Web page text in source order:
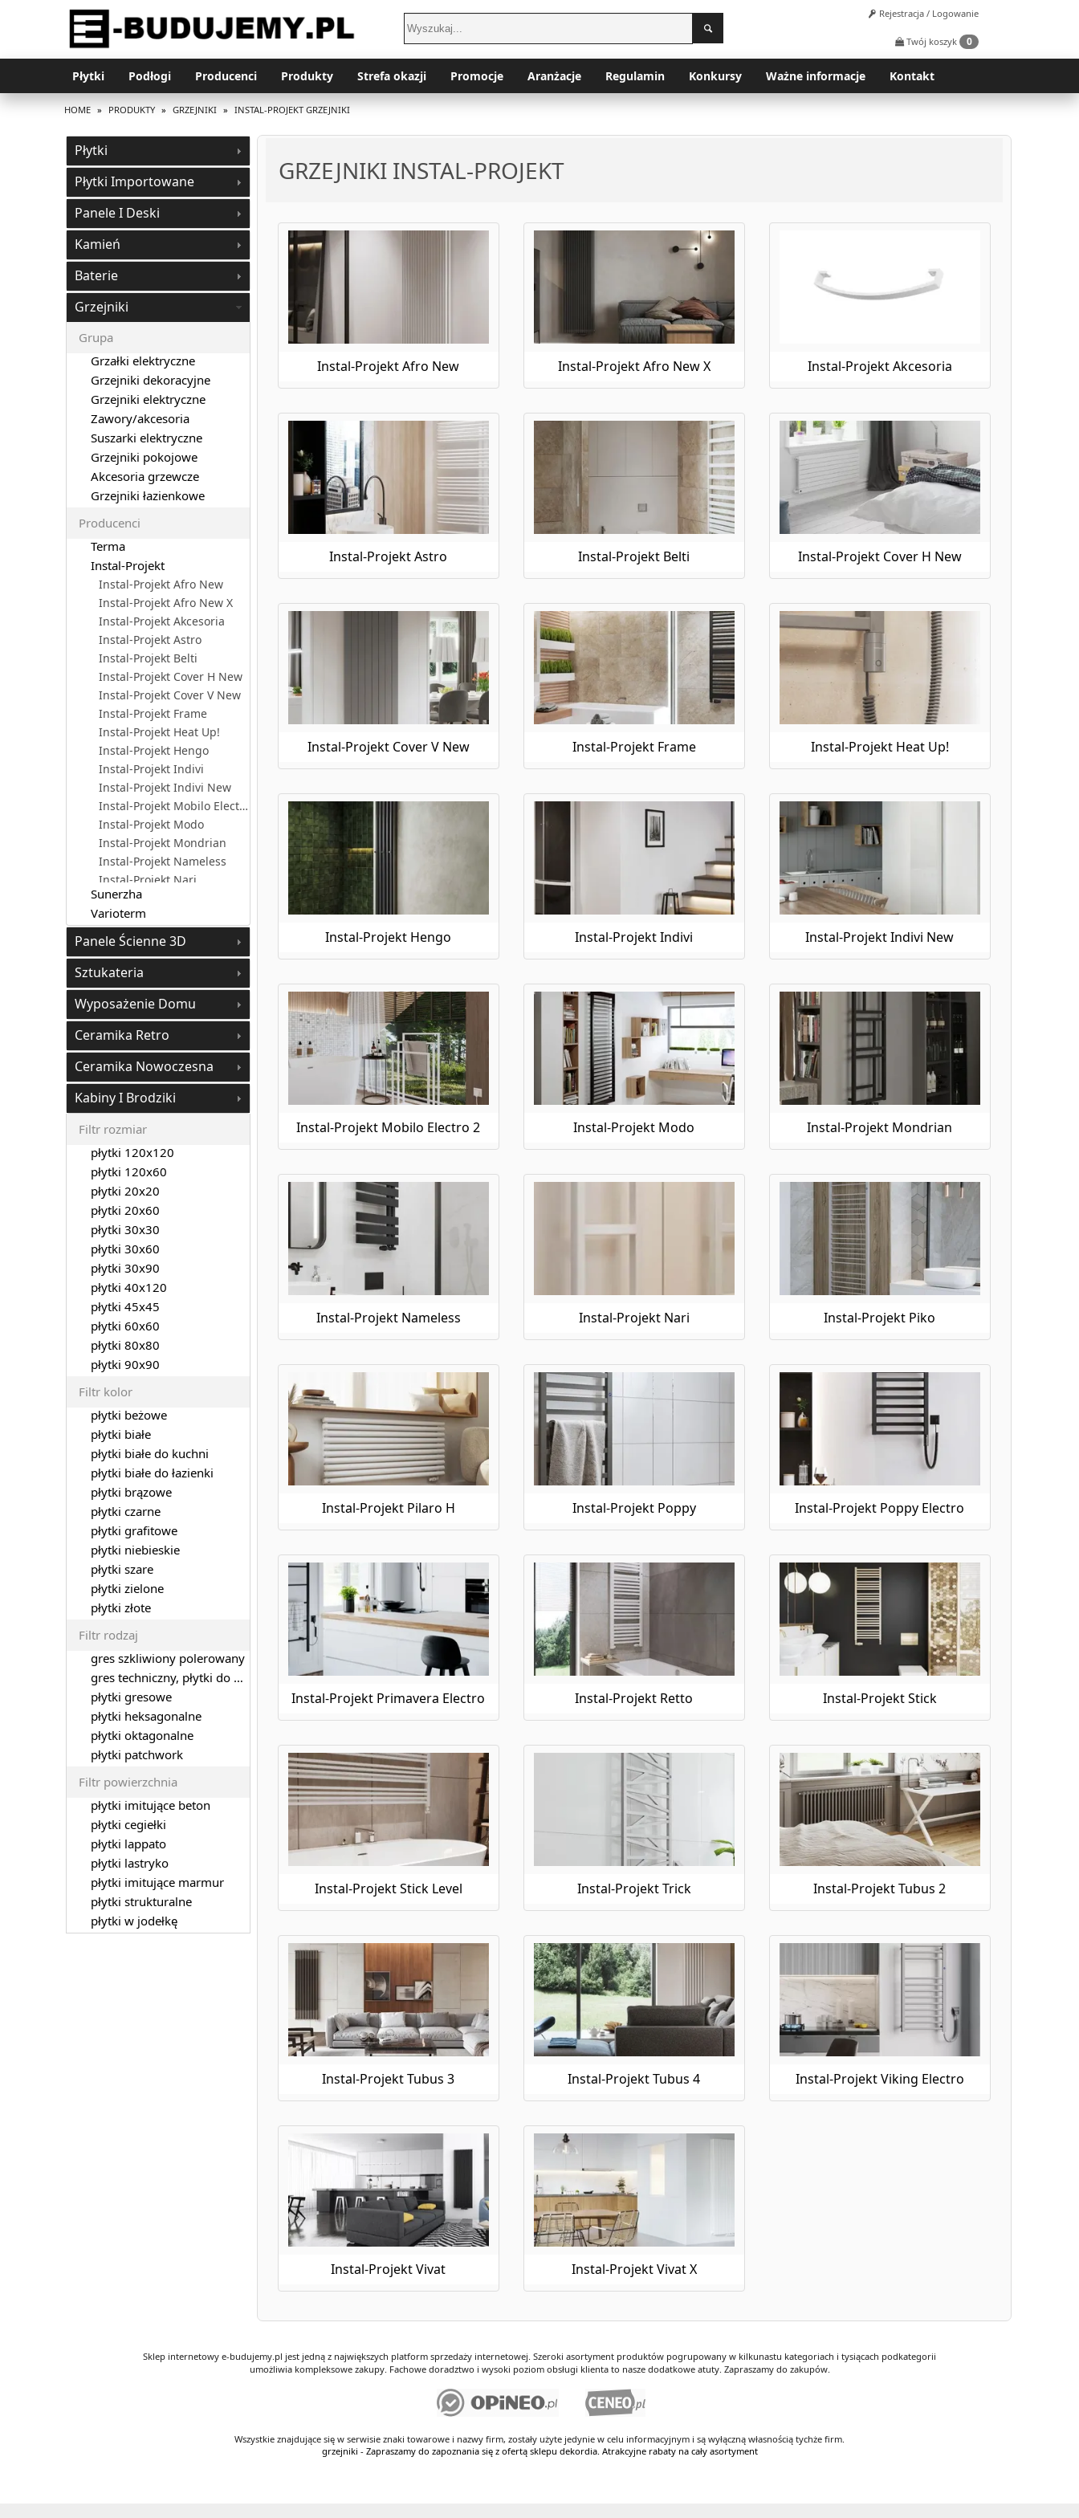
Rejestracja / Logowanie
Twój koszyk 0
Płytki Podłogi Producenci Produkty Strefa okazji Promocje Aranżacje Regulamin Konkursy Ważne informacje Kontakt
HOME » PRODUKTY » GRZEJNIKI » INSTAL-PROJEKT GRZEJNIKI
GRZEJNIKI INSTAL-PROJEKT
Instal-Projekt Afro New Instal-Projekt Afro New X Instal-Projekt Akcesoria
Instal-Projekt Astro Instal-Projekt Belti Instal-Projekt Cover H New
Instal-Projekt Cover V New Instal-Projekt Frame Instal-Projekt Heat Up!
Instal-Projekt Hengo Instal-Projekt Indivi Instal-Projekt Indivi New
Instal-Projekt Mobilo Electro 2 Instal-Projekt Modo Instal-Projekt Mondrian
Instal-Projekt Nameless Instal-Projekt Nari Instal-Projekt Piko
Instal-Projekt Pilaro H Instal-Projekt Poppy Instal-Projekt Poppy Electro
Instal-Projekt Primavera Electro Instal-Projekt Retto Instal-Projekt Stick
Instal-Projekt Stick Level Instal-Projekt Trick Instal-Projekt Tubus 2
Instal-Projekt Tubus 3 Instal-Projekt Tubus 4 Instal-Projekt Viking Electro
Instal-Projekt Vivat Instal-Projekt Vivat X
Płytki
Płytki Importowane
Panele I Deski
Kamień
Baterie
Grzejniki
Grupa
Grzałki elektryczne
Grzejniki dekoracyjne
Grzejniki elektryczne
Zawory/akcesoria
Suszarki elektryczne
Grzejniki pokojowe
Akcesoria grzewcze
Grzejniki łazienkowe
Producenci
Terma
Instal-Projekt
Instal-Projekt Afro New
Instal-Projekt Afro New X
Instal-Projekt Akcesoria
Instal-Projekt Astro
Instal-Projekt Belti
Instal-Projekt Cover H New
Instal-Projekt Cover V New
Instal-Projekt Frame
Instal-Projekt Heat Up!
Instal-Projekt Hengo
Instal-Projekt Indivi
Instal-Projekt Indivi New
Instal-Projekt Mobilo Electro 2
Instal-Projekt Modo
Instal-Projekt Mondrian
Instal-Projekt Nameless
Instal-Projekt Nari
Instal-Projekt Piko
Instal-Projekt Pilaro H
Instal-Projekt Poppy
Instal-Projekt Poppy Electro
Instal-Projekt Primavera Electro
Instal-Projekt Retto
Instal-Projekt Stick
Instal-Projekt Stick Level
Instal-Projekt Tubus 2
Instal-Projekt Tubus 3
Instal-Projekt Tubus 4
Instal-Projekt Vivat
Instal-Projekt Vivat X
Sunerzha
Varioterm
Panele Ścienne 3D
Sztukateria
Wyposażenie Domu
Ceramika Retro
Ceramika Nowoczesna
Kabiny I Brodziki
Filtr rozmiar
płytki 120x120
płytki 120x60
płytki 20x20
płytki 20x60
płytki 30x30
płytki 30x60
płytki 30x90
płytki 40x120
płytki 45x45
płytki 60x60
płytki 80x80
płytki 90x90
Filtr kolor
płytki beżowe
płytki białe
płytki białe do kuchni
płytki białe do łazienki
płytki brązowe
płytki czarne
płytki grafitowe
płytki niebieskie
płytki szare
płytki zielone
płytki złote
Filtr rodzaj
gres szkliwiony polerowany
gres techniczny, płytki do garażu
płytki gresowe
płytki heksagonalne
płytki oktagonalne
płytki patchwork
Filtr powierzchnia
płytki imitujące beton
płytki cegiełki
płytki lappato
płytki lastryko
płytki imitujące marmur
płytki strukturalne
płytki w jodełkę
Sklep internetowy e-budujemy.pl jest jedną z największych platform sprzedaży internetowej. Szeroki asortyment produktów pogrupowany w kilkunastu kategoriach i tysiącach podkategorii
umożliwia kompleksowe zakupy. Fachowe doradztwo i wysoki poziom obsługi klienta to nasze dodatkowe atuty. Zapraszamy do zakupów.
Wszystkie znajdujące się w serwisie znaki towarowe i nazwy firm, zostały użyte jedynie w celu informacyjnym i są wyłączną własnością tychże firm.
grzejniki - Zapraszamy do zapoznania się z ofertą sklepu dekordia. Atrakcyjne rabaty na cały asortyment